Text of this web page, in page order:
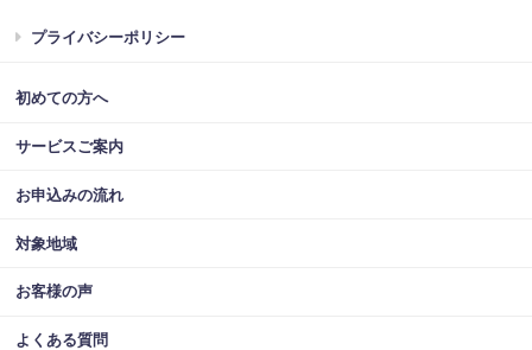
プライバシーポリシー
初めての方へ
サービスご案内
お申込みの流れ
対象地域
お客様の声
よくある質問